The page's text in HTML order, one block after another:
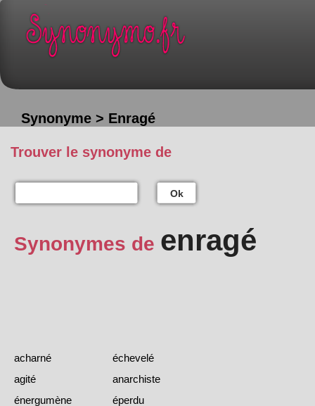
Synonyme > Enragé
Trouver le synonyme de
Ok
Synonymes de enragé
acharné
échevelé
agité
anarchiste
énergumène
éperdu